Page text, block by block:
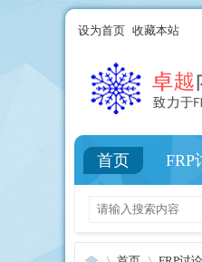
设为首页 收藏本站
首页 FRP